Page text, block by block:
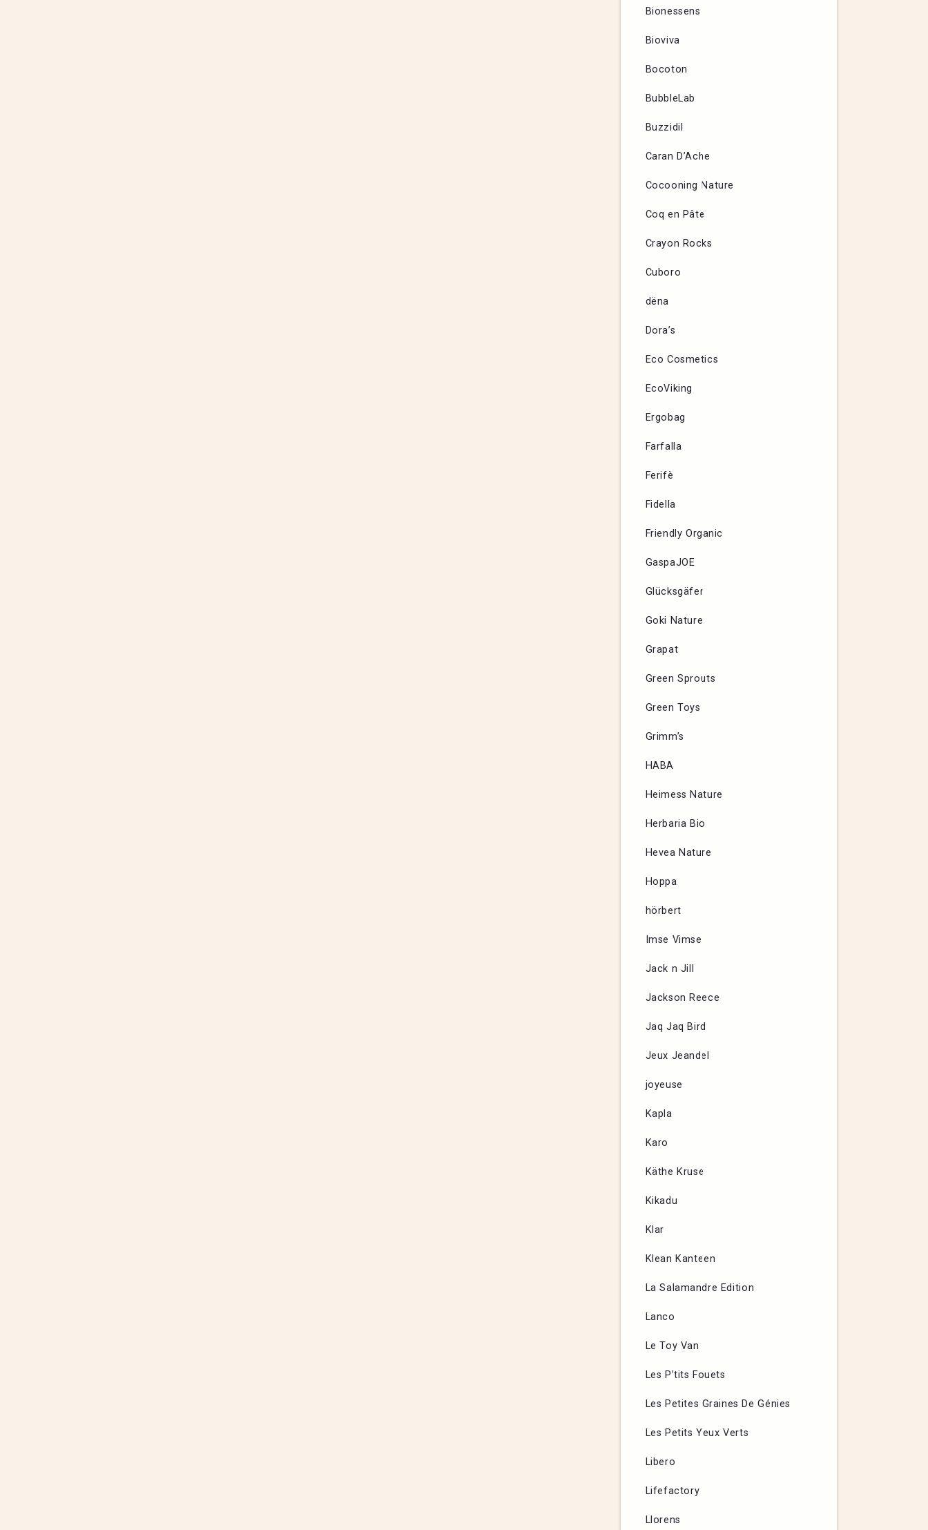
Bionessens
Bioviva
Bocoton
BubbleLab
Buzzidil
Caran D’Ache
Cocooning Nature
Coq en Pâte
Crayon Rocks
Cuboro
dëna
Dora’s
Eco Cosmetics
EcoViking
Ergobag
Farfalla
Ferifè
Fidella
Friendly Organic
GaspaJOE
Glücksgäfer
Goki Nature
Grapat
Green Sprouts
Green Toys
Grimm’s
HABA
Heimess Nature
Herbaria Bio
Hevea Nature
Hoppa
hörbert
Imse Vimse
Jack n Jill
Jackson Reece
Jaq Jaq Bird
Jeux Jeandel
joyeuse
Kapla
Karo
Käthe Kruse
Kikadu
Klar
Klean Kanteen
La Salamandre Edition
Lanco
Le Toy Van
Les P’tits Fouets
Les Petites Graines De Génies
Les Petits Yeux Verts
Libero
Lifefactory
Llorens